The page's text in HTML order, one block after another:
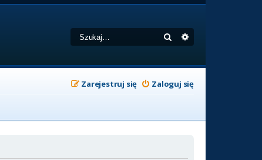
Szukaj
Zaloguj się
Zarejestruj się